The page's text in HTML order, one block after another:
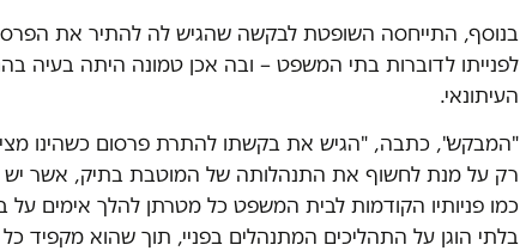
בנוסף, התייחסה השופטת לבקשה שהגיש לה להתיר את
לפנייתו לדוברות בתי המשפט – ובה אכן טמונה היתה בעיה
העיתונאי.
"המבקש", כתבה, "הגיש את בקשתו להתרת פרסום כשהינו
רק על מנת לחשוף את התנהלותה של המוטבת בתיק, אשר יש
כמו פניותיו הקודמות לבית המשפט כל מטרתן להלך אימים
בלתי הוגן על התהליכים המתנהלים בפניי, תוך שהוא מקפיד כל